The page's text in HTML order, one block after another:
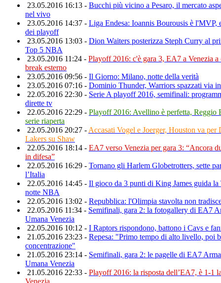
23.05.2016 16:13 - Bucchi più vicino a Pesaro, il mercato
nel vivo
23.05.2016 14:37 - Liga Endesa: Ioannis Bourousis è l'MVP,
dei playoff
23.05.2016 13:03 - Dion Waiters posterizza Steph Curry al
Top 5 NBA
23.05.2016 11:24 - Playoff 2016: c'è gara 3, EA7 a Venezia a
break esterno
23.05.2016 09:56 - Il Giorno: Milano, notte della verità
23.05.2016 07:16 - Dominio Thunder, Warriors spazzati via
22.05.2016 22:30 - Serie A playoff 2016, semifinali:
dirette tv
22.05.2016 22:29 - Playoff 2016: Avellino è perfetta, Reggio
serie riaperta
22.05.2016 20:27 - Accasati Vogel e Joerger, Houston va
Lakers su Shaw
22.05.2016 18:14 - EA7 verso Venezia per gara 3: “Ancora
in difesa”
22.05.2016 16:29 - Tornano gli Harlem Globetrotters, sette
l’Italia
22.05.2016 14:45 - Il gioco da 3 punti di King James guida la
notte NBA
22.05.2016 13:02 - Repubblica: l'Olimpia stavolta non
22.05.2016 11:34 - Semifinali, gara 2: la fotogallery di EA7
Umana Venezia
22.05.2016 10:12 - I Raptors rispondono, battono i Cavs e
21.05.2016 23:23 - Repesa: "Primo tempo di alto livello, poi
concentrazione"
21.05.2016 23:14 - Semifinali, gara 2: le pagelle di EA7
Umana Venezia
21.05.2016 22:33 - Playoff 2016: la risposta dell’EA7, è 1-1
Venezia